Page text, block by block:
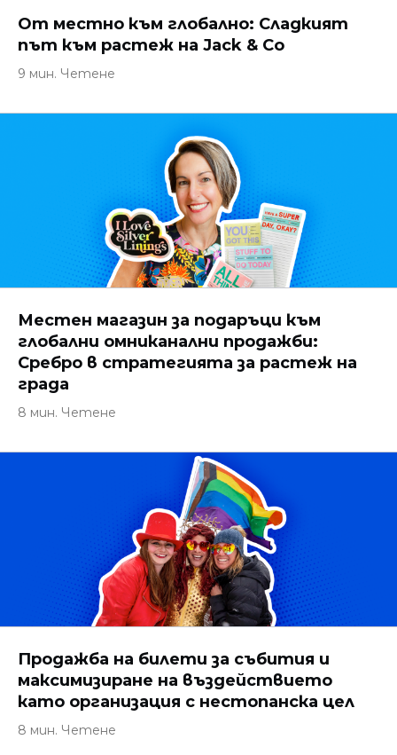
От местно към глобално: Сладкият
път към растеж на Jack & Co
9 мин. Четене
Местен магазин за подаръци към
глобални омниканални продажби:
Сребро в стратегията за растеж на
града
8 мин. Четене
Продажба на билети за събития и
максимизиране на въздействието
като организация с нестопанска цел
8 мин. Четене